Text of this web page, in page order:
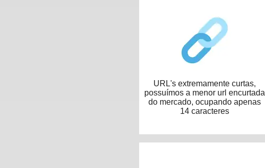
URL's extremamente curtas,
possuímos a menor url encurtada
do mercado, ocupando apenas
14 caracteres